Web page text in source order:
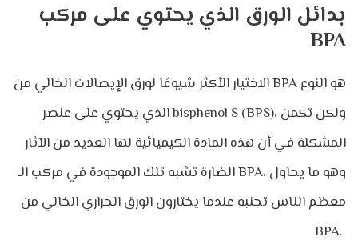
بدائل الورق الذي يحتوي على مركب
BPA
الاختيار الأكثر شيوعًا لورق الإيصالات الخالي من BPA هو النوع
الذي يحتوي على عنصر bisphenol S (BPS)، ولكن تكمن
المشكلة في أن هذه المادة الكيميائية لها العديد من الآثار
الضارة تشبه تلك الموجودة في مركب الـ BPA، وهو ما يحاول
معظم الناس تجنبه عندما يختارون الورق الحراري الخالي من
BPA.